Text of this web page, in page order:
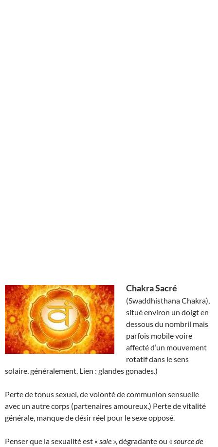
Chakra Sacré
(Swaddhisthana Chakra),
situé environ un doigt en
dessous du nombril mais
parfois mobile voire
affecté d’un mouvement
rotatif dans le sens
solaire, généralement. Lien : glandes gonades.)
Perte de tonus sexuel, de volonté de communion sensuelle
avec un autre corps (partenaires amoureux.) Perte de vitalité
générale, manque de désir réel pour le sexe opposé.
Penser que la sexualité est « sale », dégradante ou « source de